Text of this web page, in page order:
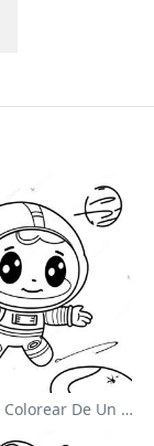
Página Para Colorear De Un Astronauta Lindo Flotando En El Espacio